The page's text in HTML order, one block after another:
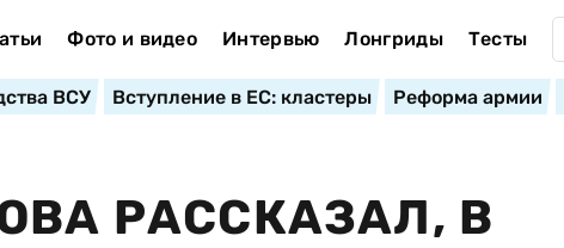
Фото и видео Интервью Лонгриды Тесты
ВСУ Вступление в ЕС: кластеры Реформа армии
РАССКАЗАЛ, В